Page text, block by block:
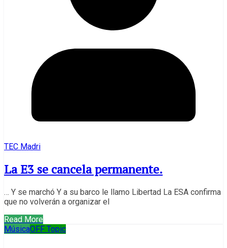
TEC Madri
La E3 se cancela permanente.
… Y se marchó Y a su barco le llamo Libertad La ESA confirma
que no volverán a organizar el
Read More
MúsicaOFF Topic